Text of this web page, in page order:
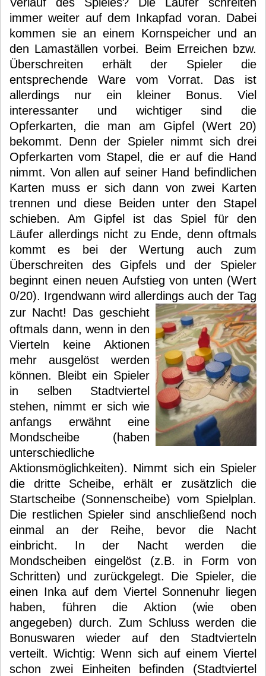
immer weiter auf dem Inkapfad voran. Dabei
kommen sie an einem Kornspeicher und an
den Lamaställen vorbei. Beim Erreichen bzw.
Überschreiten erhält der Spieler die
entsprechende Ware vom Vorrat. Das ist
allerdings nur ein kleiner Bonus. Viel
interessanter und wichtiger sind die
Opferkarten, die man am Gipfel (Wert 20)
bekommt. Denn der Spieler nimmt sich drei
Opferkarten vom Stapel, die er auf die Hand
nimmt. Von allen auf seiner Hand befindlichen
Karten muss er sich dann von zwei Karten
trennen und diese Beiden unter den Stapel
schieben. Am Gipfel ist das Spiel für den
Läufer allerdings nicht zu Ende, denn oftmals
kommt es bei der Wertung auch zum
Überschreiten des Gipfels und der Spieler
beginnt einen neuen Aufstieg von unten (Wert
0/20). Irgendwann wird allerdings auch der Tag
zur Nacht! Das geschieht
oftmals dann, wenn in den
Vierteln keine Aktionen
mehr ausgelöst werden
können. Bleibt ein Spieler
in selben Stadtviertel
stehen, nimmt er sich wie
anfangs erwähnt eine
Mondscheibe (haben
unterschiedliche
Aktionsmöglichkeiten). Nimmt sich ein Spieler
die dritte Scheibe, erhält er zusätzlich die
Startscheibe (Sonnenscheibe) vom Spielplan.
Die restlichen Spieler sind anschließend noch
einmal an der Reihe, bevor die Nacht
einbricht. In der Nacht werden die
Mondscheiben eingelöst (z.B. in Form von
Schritten) und zurückgelegt. Die Spieler, die
einen Inka auf dem Viertel Sonnenuhr liegen
haben, führen die Aktion (wie oben
angegeben) durch. Zum Schluss werden die
Bonuswaren wieder auf den Stadtvierteln
verteilt. Wichtig: Wenn sich auf einem Viertel
schon zwei Einheiten befinden (Stadtviertel